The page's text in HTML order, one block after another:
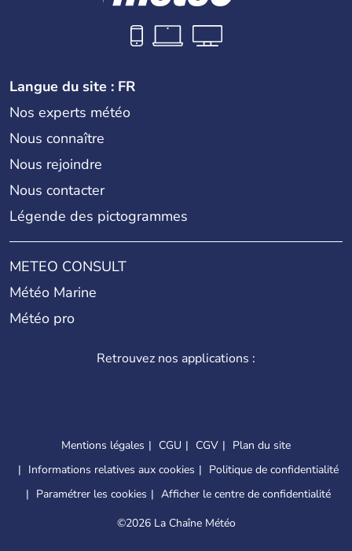
Langue du site : FR
Nos experts météo
Nous connaître
Nous rejoindre
Nous contacter
Légende des pictogrammes
METEO CONSULT
Météo Marine
Météo pro
Retrouvez nos applications :
Mentions légales CGU CGV
Plan du site
Informations relatives aux cookies
Politique de confidentialité
Paramétrer les cookies
Afficher le centre de confidentialité
©2026 La Chaîne Météo